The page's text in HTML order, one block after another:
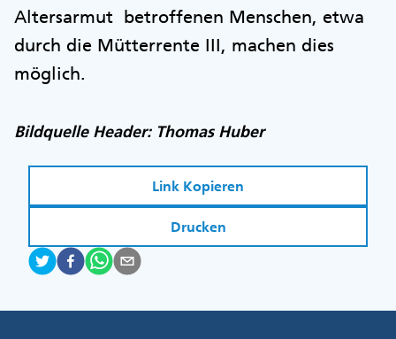
Altersarmut betroffenen Menschen, etwa
durch die Mütterrente III, machen dies
möglich.
Bildquelle Header: Thomas Huber
Link Kopieren
Drucken